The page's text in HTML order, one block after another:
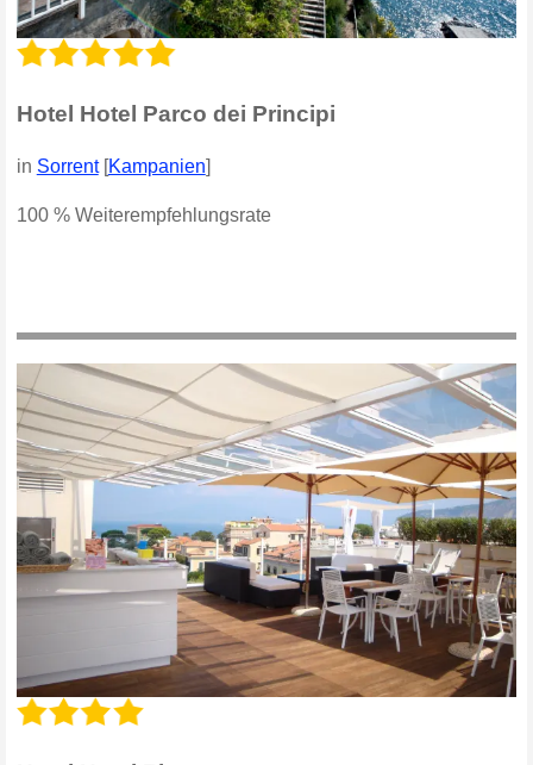
Hotel Hotel Parco dei Principi
in Sorrent[Kampanien]
100 % Weiterempfehlungsrate